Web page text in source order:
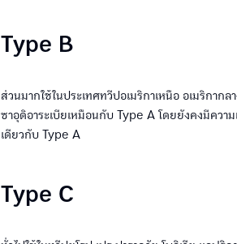
Type B
ส่วนมากใช้ในประเทศทวีปอเมริกาเหนือ อเมริกา
ซาอุดิอาระเบียเหมือนกับ Type A โดยยังคงมีควา
เดียวกับ Type A
Type C